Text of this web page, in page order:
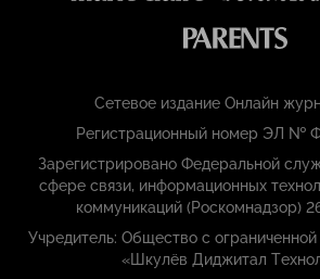
Сетевое издание Онлайн
Регистрационный номер ЭЛ №
Зарегистрировано Федеральной
сфере связи, информационных
коммуникаций (Роскомнадзор)
Учредитель: Общество с
«Шкулёв Диджитал